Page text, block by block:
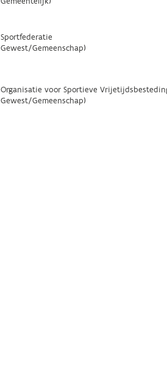
Sportfederatie
Gewest/Gemeenschap)
Organisatie voor Sportieve
Gewest/Gemeenschap)